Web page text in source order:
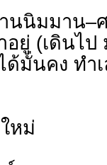
นนิมมาน–
ยู่ (เดินไป
ด้มั่นคง ทำ
หม่